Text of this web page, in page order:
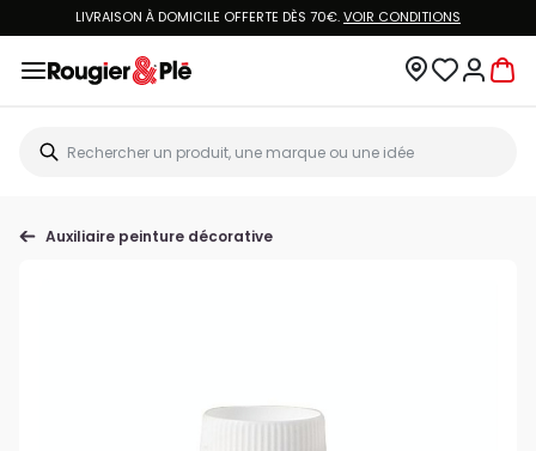
LIVRAISON À DOMICILE OFFERTE DÈS 70€.VOIR CONDITIONS
Auxiliaire peinture décorative